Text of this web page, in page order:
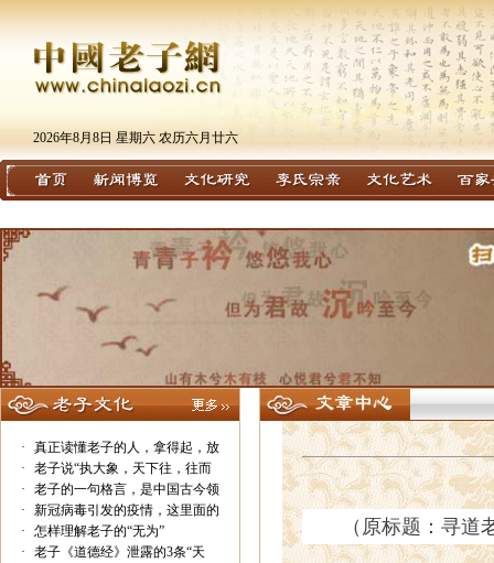
2026年8月8日 星期六 农历六月廿六
·
真正读懂老子的人，拿得起，放
·
老子说“执大象，天下往，往而
·
老子的一句格言，是中国古今领
·
新冠病毒引发的疫情，这里面的
·
怎样理解老子的“无为”
·
老子《道德经》泄露的3条“天
（原标题：寻道